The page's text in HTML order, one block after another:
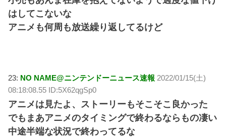
はしてこないな
アニメも何周も放送繰り返してるけど
23: NO NAME@ニンテンドーニュース速報 2022/01/15(土)
08:18:08.55 ID:5X62qgSp0
アニメは見たよ、ストーリーもそこそこ良かった
でもまあアニメのタイミングで終わるならもの凄い
中途半端な状況で終わってるな